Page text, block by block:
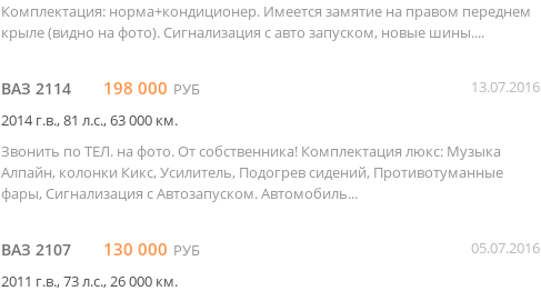
Комплектация: норма+кондиционер. Имеется замятие на правом переднем
крыле (видно на фото). Сигнализация с авто запуском, новые шины....
ВАЗ 2114 198 000 РУБ
13.07.2016
2014 г.в., 81 л.c., 63 000 км.
Звонить по ТЕЛ. на фото. От собственника! Комплектация люкс: Музыка
Алпайн, колонки Кикс, Усилитель, Подогрев сидений, Противотуманные
фары, Сигнализация с Автозапуском. Автомобиль...
ВАЗ 2107 130 000 РУБ
05.07.2016
2011 г.в., 73 л.c., 26 000 км.